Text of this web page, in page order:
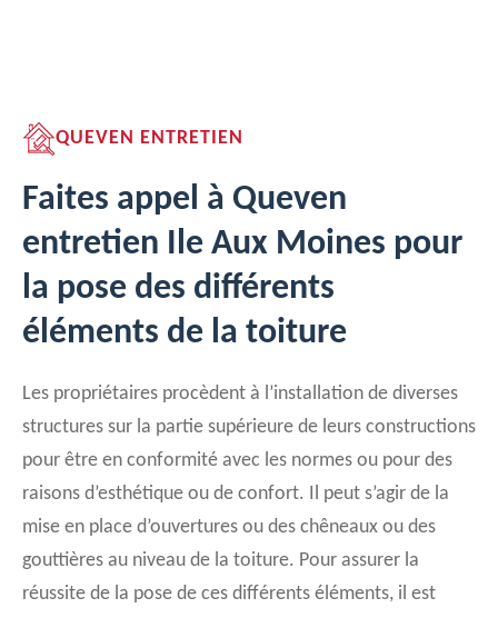
QUEVEN ENTRETIEN
Faites appel à Queven
entretien Ile Aux Moines pour
la pose des différents
éléments de la toiture
Les propriétaires procèdent à l’installation de diverses
structures sur la partie supérieure de leurs constructions
pour être en conformité avec les normes ou pour des
raisons d’esthétique ou de confort. Il peut s’agir de la
mise en place d’ouvertures ou des chêneaux ou des
gouttières au niveau de la toiture. Pour assurer la
réussite de la pose de ces différents éléments, il est